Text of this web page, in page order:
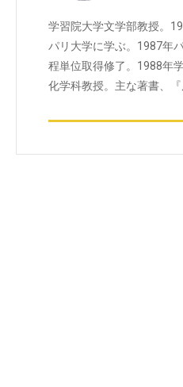
学習院大学文学部教授。
パリ大学に学ぶ。1987年
程単位取得修了。1988年
化学科教授。主な著書、『